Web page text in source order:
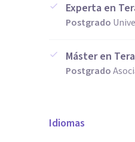
Experta en
Postgrado
Máster en
Postgrado
Idiomas